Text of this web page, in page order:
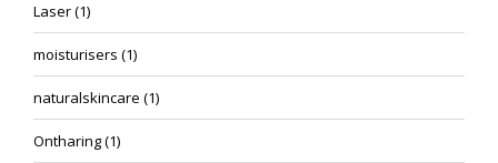
Laser(1)
moisturisers (1)
naturalskincare (1)
Ontharing(1)